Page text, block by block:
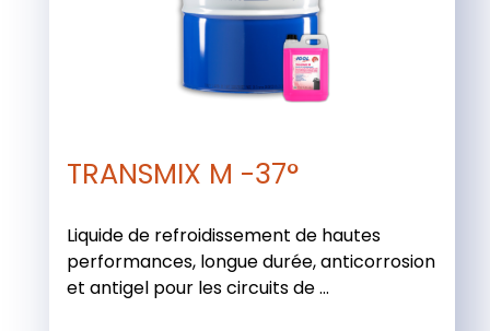
TRANSMIX M -37°
Liquide de refroidissement de hautes
performances, longue durée, anticorrosion
et antigel pour les circuits de ...